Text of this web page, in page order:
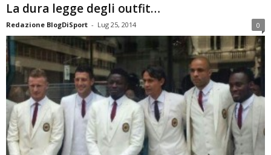
La dura legge degli outfit…
Redazione BlogDiSport - Lug 25, 2014 0